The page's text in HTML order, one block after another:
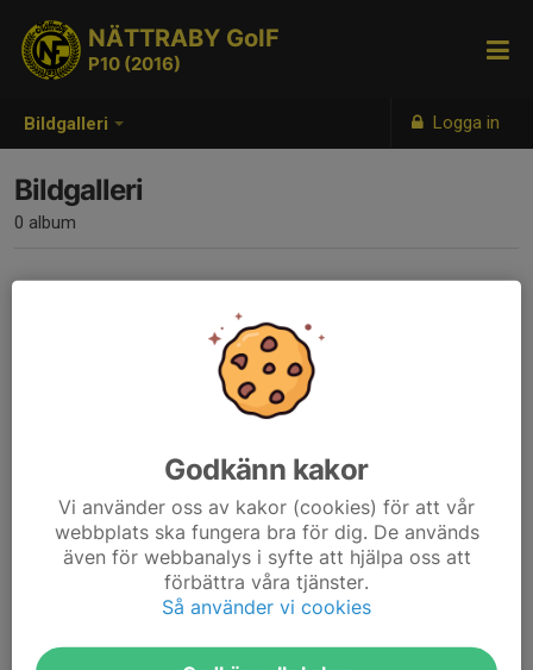
Bildgalleri Logga in
NÄTTRABY GoIF
P10 (2016)
Bildgalleri
0 album
Inga album skapade
Godkänn kakor
Vi använder oss av kakor (cookies) för att vår
webbplats ska fungera bra för dig. De används
även för webbanalys i syfte att hjälpa oss att
förbättra våra tjänster.
Så använder vi cookies